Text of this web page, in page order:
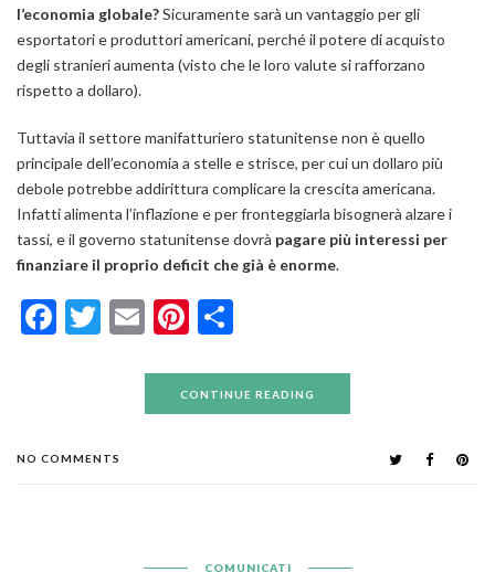
l’economia globale?Sicuramente sarà un vantaggio per gli
esportatori e produttori americani, perché il potere di acquisto
degli stranieri aumenta (visto che le loro valute si rafforzano
rispetto a dollaro).
Tuttavia il settore manifatturiero statunitense non è quello
principale dell’economia a stelle e strisce, per cui un dollaro più
debole potrebbe addirittura complicare la crescita americana.
Infatti alimenta l’inflazione e per fronteggiarla bisognerà alzare i
tassi, e il governo statunitense dovrà pagare più interessi per
finanziare il proprio deficit che già è enorme.
Facebook
Twitter
EmailPinterest
CONTINUE READING
NO COMMENTS
COMUNICATI